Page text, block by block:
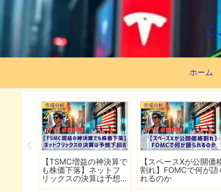
ホーム
市場分析
【TSMC増益の神決算で
も株価下落】ネットフ
リックスの決算は予想
市場分析
【スペースXが公開価
割れ】FOMCで何が語
れるのか